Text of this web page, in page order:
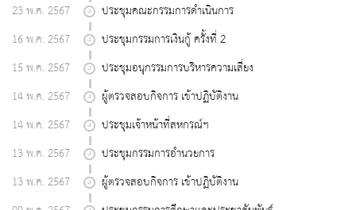
23 พ.ค. 2567
ประชุมคณะกรรมการดำเนินการ
16 พ.ค. 2567
ประชุมกรรมการเงินกู้ ครั้งที่ 2
15 พ.ค. 2567
ประชุมอนุกรรมการบริหารความเสี่ยง
14 พ.ค. 2567
ผู้ตรวจสอบกิจการ เข้าปฏิบัติงาน
14 พ.ค. 2567
ประชุมเจ้าหน้าที่สหกรณ์ฯ
13 พ.ค. 2567
ประชุมกรรมการอำนวยการ
13 พ.ค. 2567
ผู้ตรวจสอบกิจการ เข้าปฏิบัติงาน